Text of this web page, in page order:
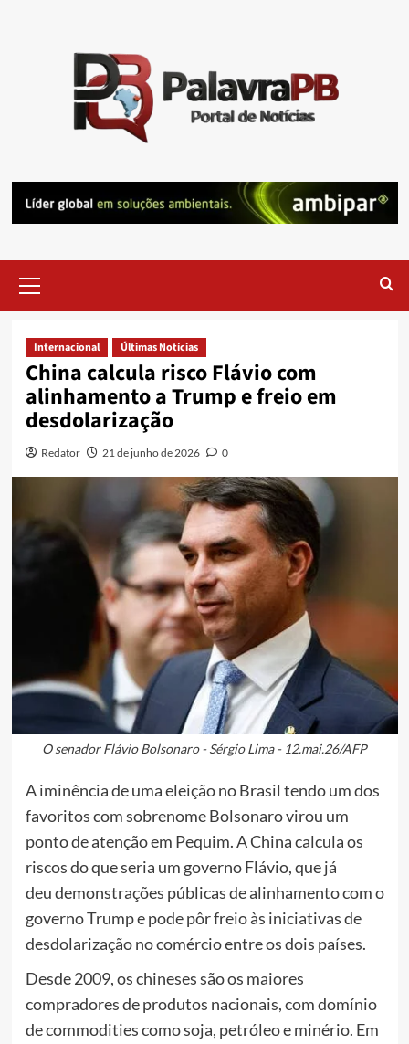
Menu
Internacional Últimas Notícias
China calcula risco Flávio com
alinhamento a Trump e freio em
desdolarização
Redator 21 de junho de 2026 0
O senador Flávio Bolsonaro - Sérgio Lima - 12.mai.26/AFP
A iminência de uma eleição no Brasil tendo um dos
favoritos com sobrenome Bolsonaro virou um
ponto de atenção em Pequim. A China calcula os
riscos do que seria um governo Flávio, que já
deu demonstrações públicas de alinhamento com o
governo Trump e pode pôr freio às iniciativas de
desdolarização no comércio entre os dois países.
Desde 2009, os chineses são os maiores
compradores de produtos nacionais, com domínio
de commodities como soja, petróleo e minério. Em